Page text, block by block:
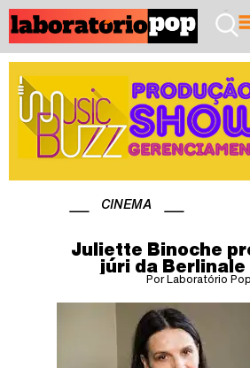
CINEMA
Juliette Binoche
júri da Berlinale
Por Laboratório Pop